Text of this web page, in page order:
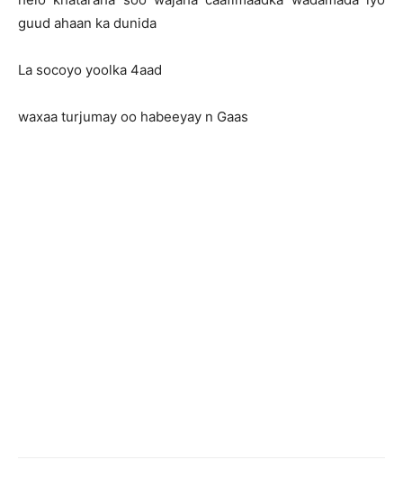
guud ahaan ka dunida
La socoyo yoolka 4aad
waxaa turjumay oo habeeyay n Gaas